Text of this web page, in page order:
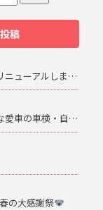
稿
ホームページをリニューアルしました。
【串間市】大切な愛車の車検・自動車修理は地元のプロにお任せ
の大感謝祭